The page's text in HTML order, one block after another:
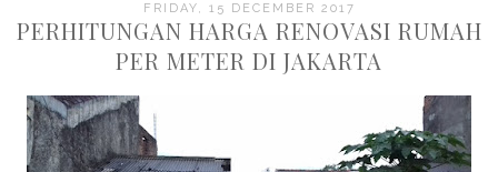
FRIDAY, 15 DECEMBER 2017
PERHITUNGAN HARGA RENOVASI RUMAH
PER METER DI JAKARTA